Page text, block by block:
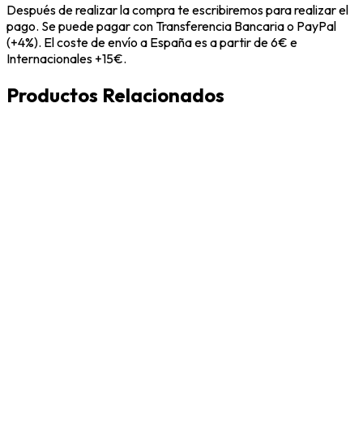
Después de realizar la compra te escribiremos para realizar el
pago. Se puede pagar con Transferencia Bancaria o PayPal
(+4%). El coste de envío a España es a partir de 6€ e
Internacionales +15€.
Productos Relacionados